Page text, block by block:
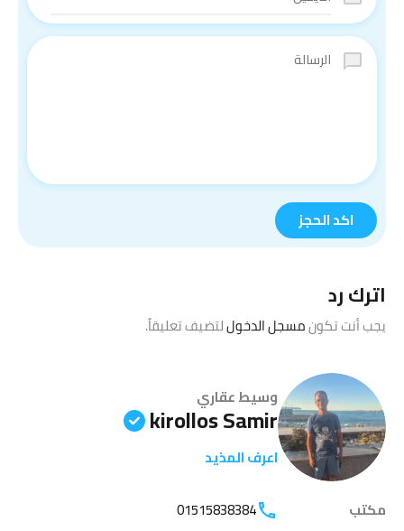
اترك رد
يجب أنت تكونمسجل الدخوللتضيف تعليقاً.
وسيط عقاري
kirollos Samir
اعرف المذيد
مكتب
01515838384